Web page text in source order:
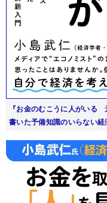
『お金のむこうに人がいる
書いた予備知識のいらない経